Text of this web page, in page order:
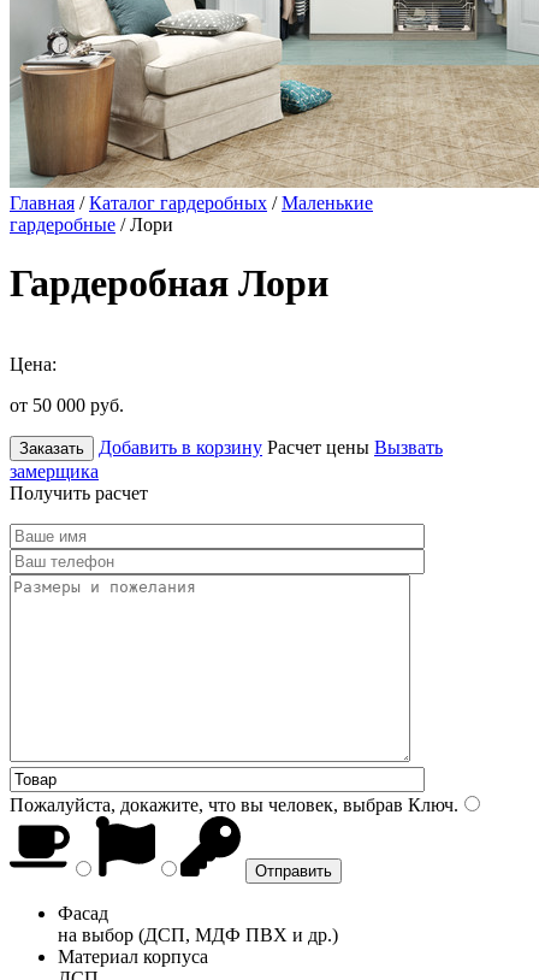
Главная /Каталог гардеробных /Маленькие
гардеробные / Лори
Гардеробная Лори
Цена:
от 50 000 руб.
Заказать Добавить в корзину Расчет цены Вызвать
замерщика
Получить расчет
Пожалуйста, докажите, что вы человек, выбрав Ключ.
Фасад
на выбор (ДСП, МДФ ПВХ и др.)
Материал корпуса